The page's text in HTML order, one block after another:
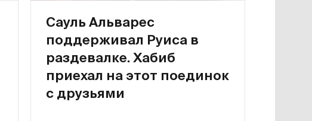
Сауль Альварес
поддерживал Руиса в
раздевалке. Хабиб
приехал на этот поединок
с друзьями